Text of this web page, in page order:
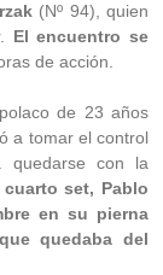
(Nº 94), quien
El encuentro se
de acción.
de 23 años
a tomar el control
quedarse con la
set, Pablo
en su pierna
quedaba del